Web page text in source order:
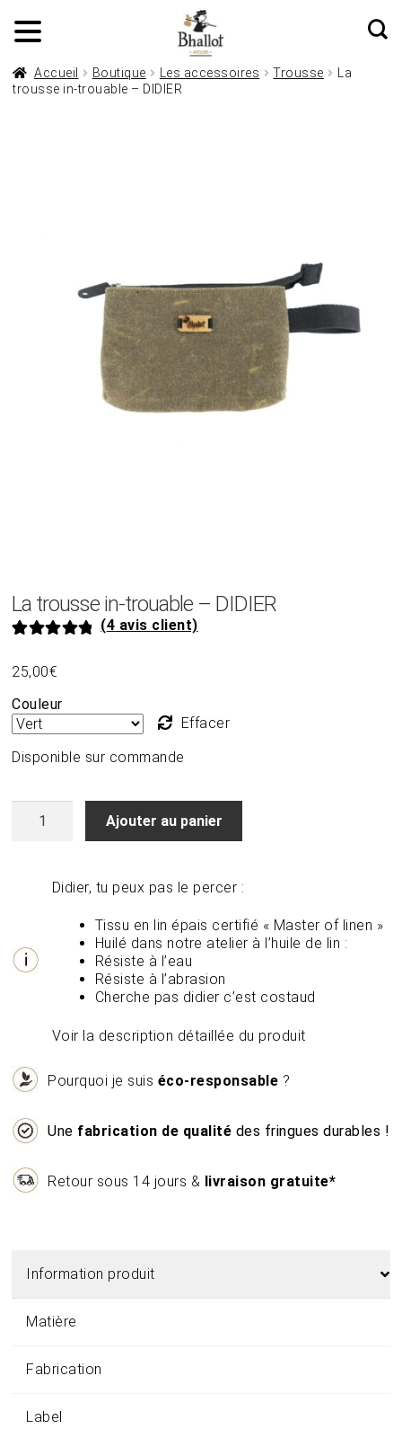
Accueil Boutique Les accessoires Trousse
La
trousse in-trouable – DIDIER
La trousse in-trouable – DIDIER
sur 5 basé
client
(4 avis client)
25,00€
Couleur
Effacer
Disponible sur commande
Ajouter au panier
Didier, tu peux pas le percer :
Tissu en lin épais certifié « Master of linen »
Huilé dans notre atelier à l’huile de lin :
Résiste à l’eau
Résiste à l’abrasion
Cherche pas didier c’est costaud
Voir la description détaillée du produit
Pourquoi je suis éco-responsable ?
Une fabrication de qualité des fringues durables !
Retour sous 14 jours & livraison gratuite*
Information produit
Matière
Fabrication
Label